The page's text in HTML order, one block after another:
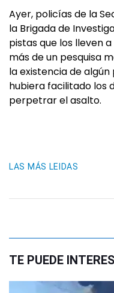
Ayer, policías de la
la Brigada de
pistas que los lleven
más de un pesquisa
la existencia de
hubiera facilitado los
perpetrar el asalto.
LAS MÁS LEIDAS
TE PUEDE